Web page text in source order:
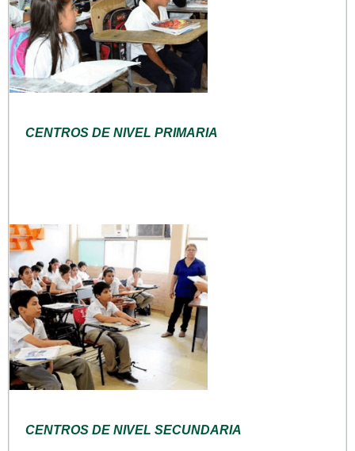
CENTROS DE NIVEL PRIMARIA
CENTROS DE NIVEL SECUNDARIA